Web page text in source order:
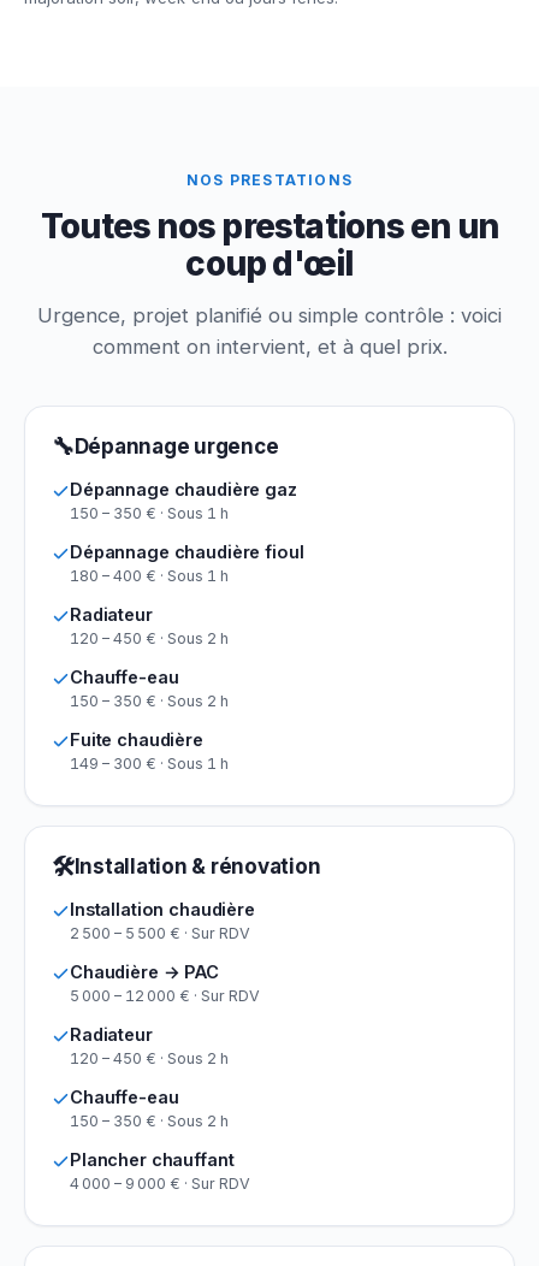
NOS PRESTATIONS
Toutes nos prestations en un
coup d'œil
Urgence, projet planifié ou simple contrôle : voici
comment on intervient, et à quel prix.
🔧 Dépannage urgence
Dépannage chaudière gaz
150 – 350 € · Sous 1 h
Dépannage chaudière fioul
180 – 400 € · Sous 1 h
Radiateur
120 – 450 € · Sous 2 h
Chauffe-eau
150 – 350 € · Sous 2 h
Fuite chaudière
149 – 300 € · Sous 1 h
🛠Installation & rénovation
Installation chaudière
2 500 – 5 500 € · Sur RDV
Chaudière → PAC
5 000 – 12 000 € · Sur RDV
Radiateur
120 – 450 € · Sous 2 h
Chauffe-eau
150 – 350 € · Sous 2 h
Plancher chauffant
4 000 – 9 000 € · Sur RDV